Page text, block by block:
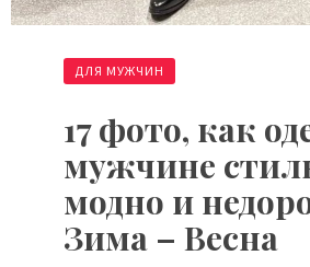
ДЛЯ МУЖЧИН
17 фото, как
мужчине
модно и
Зима – Весна